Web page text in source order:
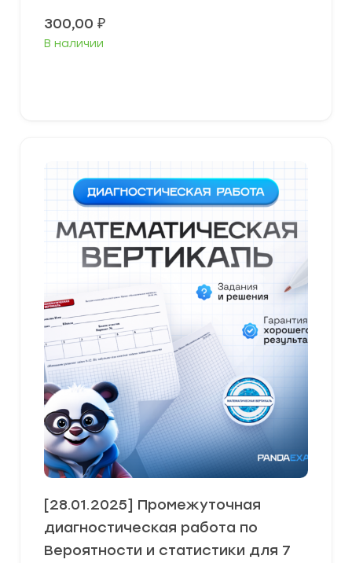
300,00 ₽
В наличии
[28.01.2025] Промежуточная
диагностическая работа по
Вероятности и статистики для 7